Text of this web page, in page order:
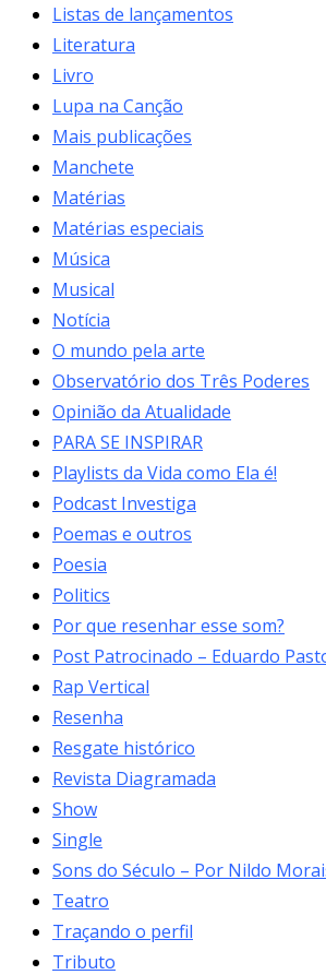
Listas de lançamentos
Literatura
Livro
Lupa na Canção
Mais publicações
Manchete
Matérias
Matérias especiais
Música
Musical
Notícia
O mundo pela arte
Observatório dos Três Poderes
Opinião da Atualidade
PARA SE INSPIRAR
Playlists da Vida como Ela é!
Podcast Investiga
Poemas e outros
Poesia
Politics
Por que resenhar esse som?
Post Patrocinado – Eduardo
Rap Vertical
Resenha
Resgate histórico
Revista Diagramada
Show
Single
Sons do Século – Por Nildo
Teatro
Traçando o perfil
Tributo